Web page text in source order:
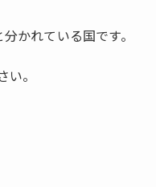
かれている国です。
。